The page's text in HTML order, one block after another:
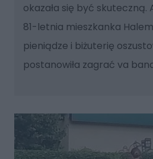
okazała się być skuteczną.
81-letnia mieszkanka
pieniądze i biżuterię
postanowiła zagrać va